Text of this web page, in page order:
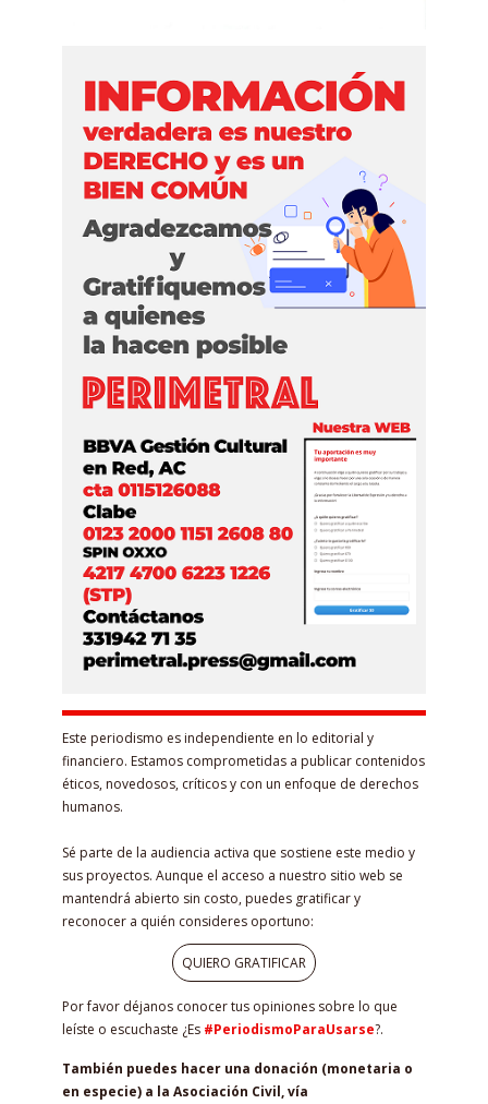
Este periodismo es independiente en lo editorial y
financiero. Estamos comprometidas a publicar contenidos
éticos, novedosos, críticos y con un enfoque de derechos
humanos.
Sé parte de la audiencia activa que sostiene este medio y
sus proyectos. Aunque el acceso a nuestro sitio web se
mantendrá abierto sin costo, puedes gratificar y
reconocer a quién consideres oportuno:
QUIERO GRATIFICAR
Por favor déjanos conocer tus opiniones sobre lo que
leíste o escuchaste ¿Es #PeriodismoParaUsarse?.
También puedes hacer una donación (monetaria o
en especie) a la Asociación Civil, vía